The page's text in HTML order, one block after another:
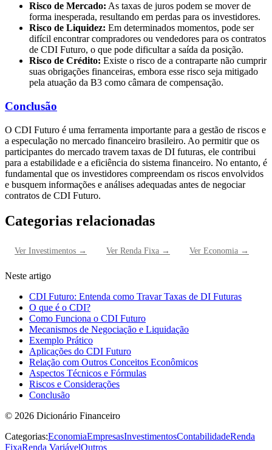
Risco de Mercado: As taxas de juros podem se mover de
forma inesperada, resultando em perdas para os investidores.
Risco de Liquidez: Em determinados momentos, pode ser
difícil encontrar compradores ou vendedores para os contratos
de CDI Futuro, o que pode dificultar a saída da posição.
Risco de Crédito: Existe o risco de a contraparte não cumprir
suas obrigações financeiras, embora esse risco seja mitigado
pela atuação da B3 como câmara de compensação.
Conclusão
O CDI Futuro é uma ferramenta importante para a gestão de riscos e
a especulação no mercado financeiro brasileiro. Ao permitir que os
participantes do mercado travem taxas de DI futuras, ele contribui
para a estabilidade e a eficiência do sistema financeiro. No entanto, é
fundamental que os investidores compreendam os riscos envolvidos
e busquem informações e análises adequadas antes de negociar
contratos de CDI Futuro.
Categorias relacionadas
Ver Investimentos → Ver Renda Fixa → Ver Economia →
Neste artigo
CDI Futuro: Entenda como Travar Taxas de DI Futuras
O que é o CDI?
Como Funciona o CDI Futuro
Mecanismos de Negociação e Liquidação
Exemplo Prático
Aplicações do CDI Futuro
Relação com Outros Conceitos Econômicos
Aspectos Técnicos e Fórmulas
Riscos e Considerações
Conclusão
© 2026 Dicionário Financeiro
Categorias:EconomiaEmpresasInvestimentosContabilidadeRenda
FixaRenda VariávelOutros